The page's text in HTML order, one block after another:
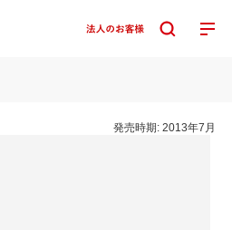
発売時期:2013年7月